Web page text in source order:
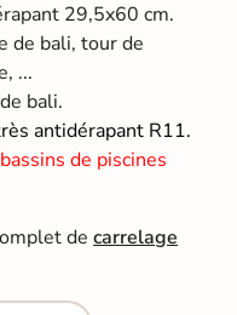
29,5x60 cm.
de bali, tour de
...
bali.
antidérapant R11.
de piscines
decarrelage